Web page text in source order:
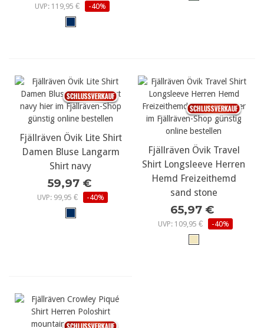
UVP: 119,95 € -40%
Fjällräven Övik Lite Shirt
Damen Bluse Langarm
Shirt navy
59,97 €
UVP: 99,95 € -40%
Fjällräven Övik Travel
Shirt Longsleeve Herren
Hemd Freizeithemd
sand stone
65,97 €
UVP: 109,95 € -40%